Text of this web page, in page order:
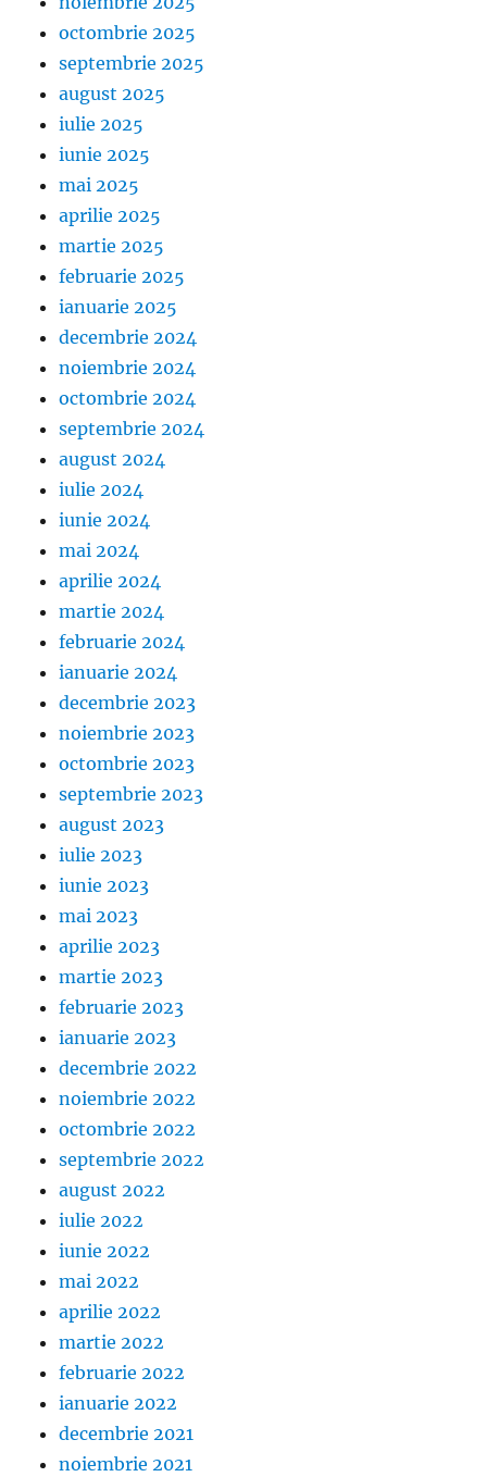
octombrie 2025
septembrie 2025
august 2025
iulie 2025
iunie 2025
mai 2025
aprilie 2025
martie 2025
februarie 2025
ianuarie 2025
decembrie 2024
noiembrie 2024
octombrie 2024
septembrie 2024
august 2024
iulie 2024
iunie 2024
mai 2024
aprilie 2024
martie 2024
februarie 2024
ianuarie 2024
decembrie 2023
noiembrie 2023
octombrie 2023
septembrie 2023
august 2023
iulie 2023
iunie 2023
mai 2023
aprilie 2023
martie 2023
februarie 2023
ianuarie 2023
decembrie 2022
noiembrie 2022
octombrie 2022
septembrie 2022
august 2022
iulie 2022
iunie 2022
mai 2022
aprilie 2022
martie 2022
februarie 2022
ianuarie 2022
decembrie 2021
noiembrie 2021